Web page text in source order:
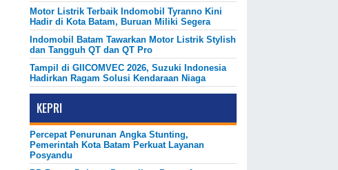
Motor Listrik Terbaik Indomobil Tyranno Kini
Hadir di Kota Batam, Buruan Miliki Segera
Indomobil Batam Tawarkan Motor Listrik Stylish
dan Tangguh QT dan QT Pro
Tampil di GIICOMVEC 2026, Suzuki Indonesia
Hadirkan Ragam Solusi Kendaraan Niaga
KEPRI
Percepat Penurunan Angka Stunting,
Pemerintah Kota Batam Perkuat Layanan
Posyandu